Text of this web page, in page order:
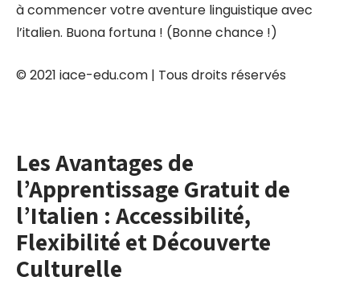
à commencer votre aventure linguistique avec
l’italien. Buona fortuna ! (Bonne chance !)
© 2021 iace-edu.com | Tous droits réservés
Les Avantages de
l’Apprentissage Gratuit de
l’Italien : Accessibilité,
Flexibilité et Découverte
Culturelle